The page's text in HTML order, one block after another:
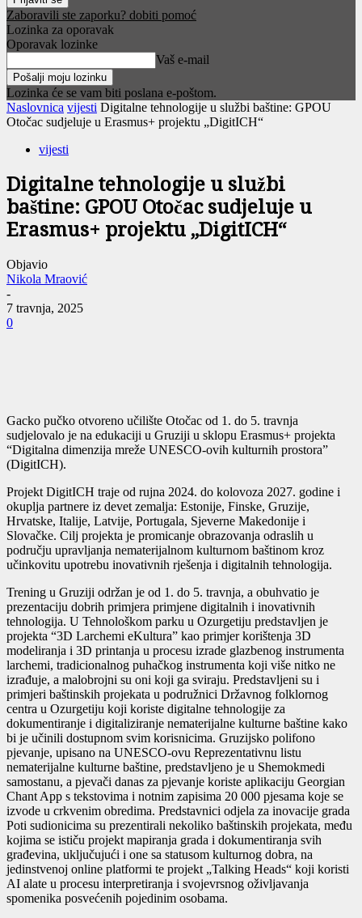
Zaboravili ste zaporku? dobiti pomoć
Lozinka za oporavak
Oporavak lozinke
Vaš e-mail
Lozinka će se vam biti poslana e-poštom.
Naslovnica vijesti Digitalne tehnologije u službi baštine: GPOU
Otočac sudjeluje u Erasmus+ projektu „DigitICH“
vijesti
Digitalne tehnologije u službi
baštine: GPOU Otočac sudjeluje u
Erasmus+ projektu „DigitICH“
Objavio
Nikola Mraović
-
7 travnja, 2025
0
Gacko pučko otvoreno učilište Otočac od 1. do 5. travnja
sudjelovalo je na edukaciji u Gruziji u sklopu Erasmus+ projekta
“Digitalna dimenzija mreže UNESCO-ovih kulturnih prostora”
(DigitICH).
Projekt DigitICH traje od rujna 2024. do kolovoza 2027. godine i
okuplja partnere iz devet zemalja: Estonije, Finske, Gruzije,
Hrvatske, Italije, Latvije, Portugala, Sjeverne Makedonije i
Slovačke. Cilj projekta je promicanje obrazovanja odraslih u
području upravljanja nematerijalnom kulturnom baštinom kroz
učinkovitu upotrebu inovativnih rješenja i digitalnih tehnologija.
Trening u Gruziji održan je od 1. do 5. travnja, a obuhvatio je
prezentaciju dobrih primjera primjene digitalnih i inovativnih
tehnologija. U Tehnološkom parku u Ozurgetiju predstavljen je
projekta “3D Larchemi eKultura” kao primjer korištenja 3D
modeliranja i 3D printanja u procesu izrade glazbenog instrumenta
larchemi, tradicionalnog puhačkog instrumenta koji više nitko ne
izrađuje, a malobrojni su oni koji ga sviraju. Predstavljeni su i
primjeri baštinskih projekata u podružnici Državnog folklornog
centra u Ozurgetiju koji koriste digitalne tehnologije za
dokumentiranje i digitaliziranje nematerijalne kulturne baštine kako
bi je učinili dostupnom svim korisnicima. Gruzijsko polifono
pjevanje, upisano na UNESCO-ovu Reprezentativnu listu
nematerijalne kulturne baštine, predstavljeno je u Shemokmedi
samostanu, a pjevači danas za pjevanje koriste aplikaciju Georgian
Chant App s tekstovima i notnim zapisima 20 000 pjesama koje se
izvode u crkvenim obredima. Predstavnici odjela za inovacije grada
Poti sudionicima su prezentirali nekoliko baštinskih projekata, među
kojima se ističu projekt mapiranja grada i dokumentiranja svih
građevina, uključujući i one sa statusom kulturnog dobra, na
jedinstvenoj online platformi te projekt „Talking Heads“ koji koristi
AI alate u procesu interpretiranja i svojevrsnog oživljavanja
spomenika posvećenih pojedinim osobama.